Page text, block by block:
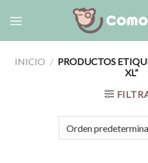
INICIO / PRODUCTOS
XL”